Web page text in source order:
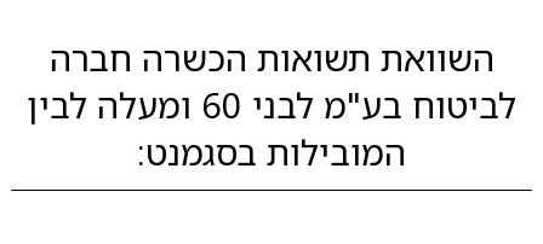
השוואת תשואות הכשרה חברה
לביטוח בע"מ לבני 60 ומעלה לבין
המובילות בסגמנט: